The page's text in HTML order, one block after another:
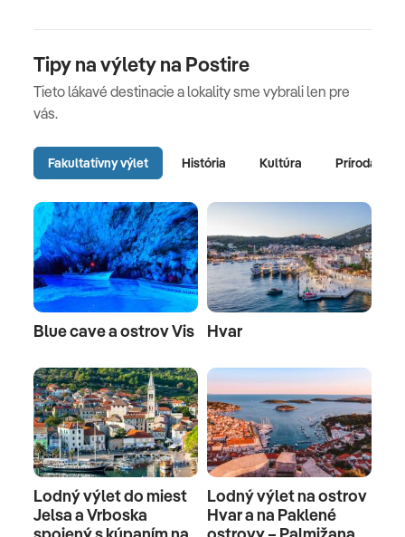
Tipy na výlety na Postire
Tieto lákavé destinacie a lokality sme vybrali len pre
vás.
Fakultatívny výlet História Kultúra Príroda
Blue cave a ostrov Vis Hvar
Lodný výlet do miest
Jelsa a Vrboska
Lodný výlet na ostrov
Hvar a na Paklené